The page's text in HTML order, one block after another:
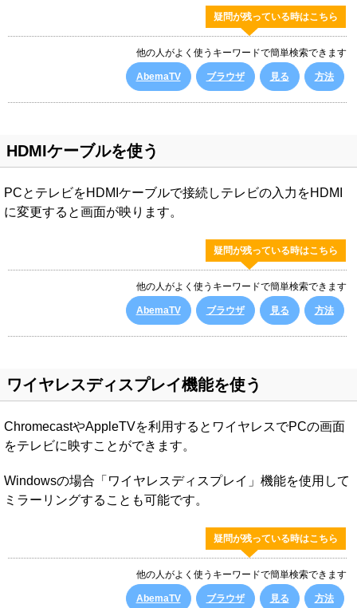
疑問が残っている時はこちら
他の人がよく使うキーワードで簡単検索できます
AbemaTV ブラウザ 見る 方法
HDMIケーブルを使う
PCとテレビをHDMIケーブルで接続しテレビの入力をHDMI
に変更すると画面が映ります。
疑問が残っている時はこちら
他の人がよく使うキーワードで簡単検索できます
AbemaTV ブラウザ 見る 方法
ワイヤレスディスプレイ機能を使う
ChromecastやAppleTVを利用するとワイヤレスでPCの画面
をテレビに映すことができます。
Windowsの場合「ワイヤレスディスプレイ」機能を使用して
ミラーリングすることも可能です。
疑問が残っている時はこちら
他の人がよく使うキーワードで簡単検索できます
AbemaTV ブラウザ 見る 方法